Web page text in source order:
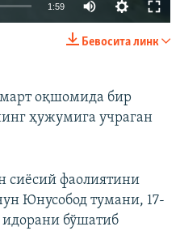
1080p
1:59
480p
720p
Бевосита линк
оқшомида бир
ҳужумига учраган
сиёсий фаолиятини
Юнусобод тумани, 17-
бўшатиб